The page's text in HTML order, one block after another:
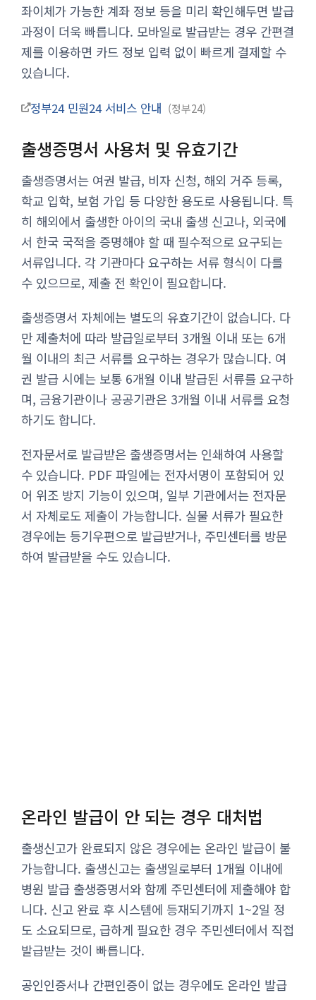
좌이체가 가능한 계좌 정보 등을 미리 확인해두면 발급
과정이 더욱 빠릅니다. 모바일로 발급받는 경우 간편결
제를 이용하면 카드 정보 입력 없이 빠르게 결제할 수
있습니다.
정부24 민원24 서비스 안내 정부24
출생증명서 사용처 및 유효기간
출생증명서는 여권 발급, 비자 신청, 해외 거주 등록,
학교 입학, 보험 가입 등 다양한 용도로 사용됩니다. 특
히 해외에서 출생한 아이의 국내 출생 신고나, 외국에
서 한국 국적을 증명해야 할 때 필수적으로 요구되는
서류입니다. 각 기관마다 요구하는 서류 형식이 다를
수 있으므로, 제출 전 확인이 필요합니다.
출생증명서 자체에는 별도의 유효기간이 없습니다. 다
만 제출처에 따라 발급일로부터 3개월 이내 또는 6개
월 이내의 최근 서류를 요구하는 경우가 많습니다. 여
권 발급 시에는 보통 6개월 이내 발급된 서류를 요구하
며, 금융기관이나 공공기관은 3개월 이내 서류를 요청
하기도 합니다.
전자문서로 발급받은 출생증명서는 인쇄하여 사용할
수 있습니다. PDF 파일에는 전자서명이 포함되어 있
어 위조 방지 기능이 있으며, 일부 기관에서는 전자문
서 자체로도 제출이 가능합니다. 실물 서류가 필요한
경우에는 등기우편으로 발급받거나, 주민센터를 방문
하여 발급받을 수도 있습니다.
온라인 발급이 안 되는 경우 대처법
출생신고가 완료되지 않은 경우에는 온라인 발급이 불
가능합니다. 출생신고는 출생일로부터 1개월 이내에
병원 발급 출생증명서와 함께 주민센터에 제출해야 합
니다. 신고 완료 후 시스템에 등재되기까지 1~2일 정
도 소요되므로, 급하게 필요한 경우 주민센터에서 직접
발급받는 것이 빠릅니다.
공인인증서나 간편인증이 없는 경우에도 온라인 발급